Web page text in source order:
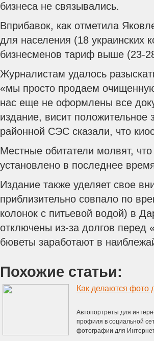
бизнеса не связывались.
Вприбавок, как отметила
для населения (18 украинских
бизнесменов тариф выше (23-
Журналистам удалось
«мы просто продаем
нас еще не оформлены все
издание, висит положительное
районной СЭС сказали, что
Местные обитатели молвят,
установлено в последнее
Издание также уделяет свое
приблизительно совпало по
колонок с питьевой водой) в
отключены из-за долгов перед
бюветы заработают в
Похожие статьи:
Как делаются фото
Автопортреты для
профиля в социальной
фотографии для